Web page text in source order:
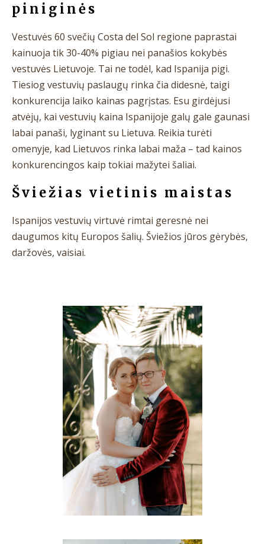
piniginės
Vestuvės 60 svečių Costa del Sol regione paprastai
kainuoja tik 30-40% pigiau nei panašios kokybės
vestuvės Lietuvoje. Tai ne todėl, kad Ispanija pigi.
Tiesiog vestuvių paslaugų rinka čia didesnė, taigi
konkurencija laiko kainas pagrįstas. Esu girdėjusi
atvėjų, kai vestuvių kaina Ispanijoje galų gale gaunasi
labai panaši, lyginant su Lietuva. Reikia turėti
omenyje, kad Lietuvos rinka labai maža – tad kainos
konkurencingos kaip tokiai mažytei šaliai.
Šviežias vietinis maistas
Ispanijos vestuvių virtuvė rimtai geresnė nei
daugumos kitų Europos šalių. Šviežios jūros gėrybės,
daržovės, vaisiai.